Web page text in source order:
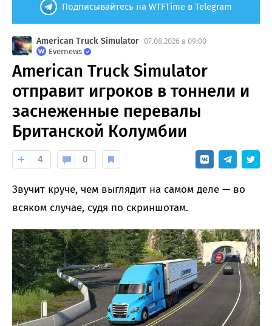
Подписывайтесь на WTFTime в Telegram
American Truck Simulator 07.08.2026 в 09:00
Evernews
American Truck Simulator
отправит игроков в тоннели и
заснеженные перевалы
Британской Колумбии
4 0
Звучит круче, чем выглядит на самом деле — во
всяком случае, судя по скриншотам.